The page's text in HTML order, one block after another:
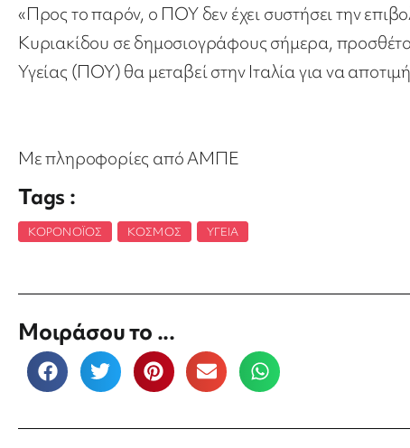
«Προς το παρόν, ο ΠΟΥ δεν έχει συστήσει την
Κυριακίδου σε δημοσιογράφους σήμερα,
Υγείας (ΠΟΥ) θα μεταβεί στην Ιταλία για να
Με πληροφορίες από ΑΜΠΕ
Tags :
ΚΟΡΟΝΟΪΌΣ ΚΌΣΜΟΣ ΥΓΕΊΑ
Μοιράσου το ...